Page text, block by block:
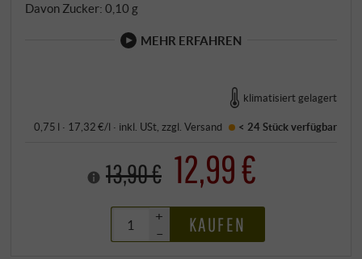
Davon Zucker: 0,10 g
MEHR ERFAHREN
klimatisiert gelagert
0,75 l · 17,32 €/l · inkl. USt, zzgl.Versand < 24 Stückverfügbar
13,90 € 12,99 €
+
–
KAUFEN